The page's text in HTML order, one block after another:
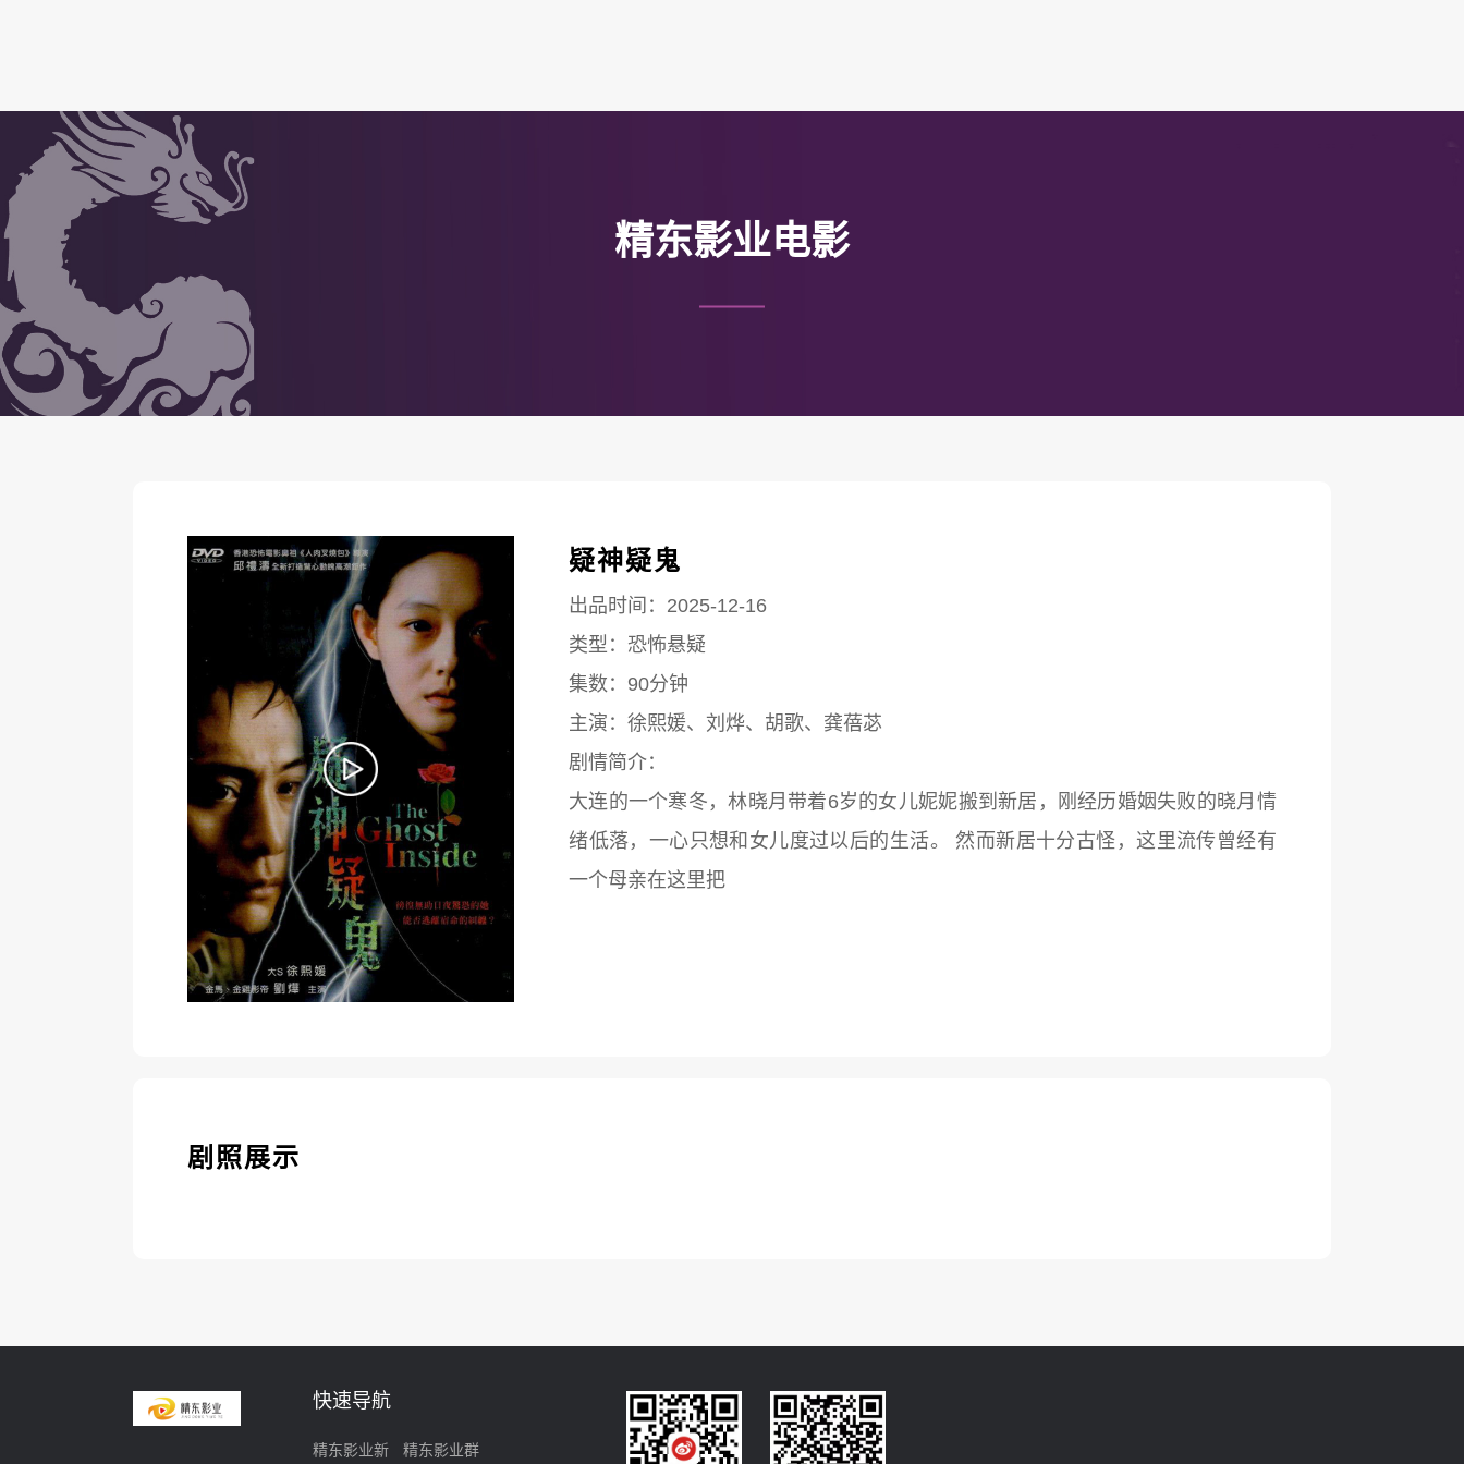
精东影业电影
疑神疑鬼
出品时间：2025-12-16
类型：恐怖悬疑
集数：90分钟
主演：徐熙媛、刘烨、胡歌、龚蓓苾
剧情简介：
大连的一个寒冬，林晓月带着6岁的女儿妮妮搬到新居，刚经历婚姻失败的晓月情
绪低落，一心只想和女儿度过以后的生活。 然而新居十分古怪，这里流传曾经有
一个母亲在这里把
剧照展示
快速导航
精东影业新 精东影业群